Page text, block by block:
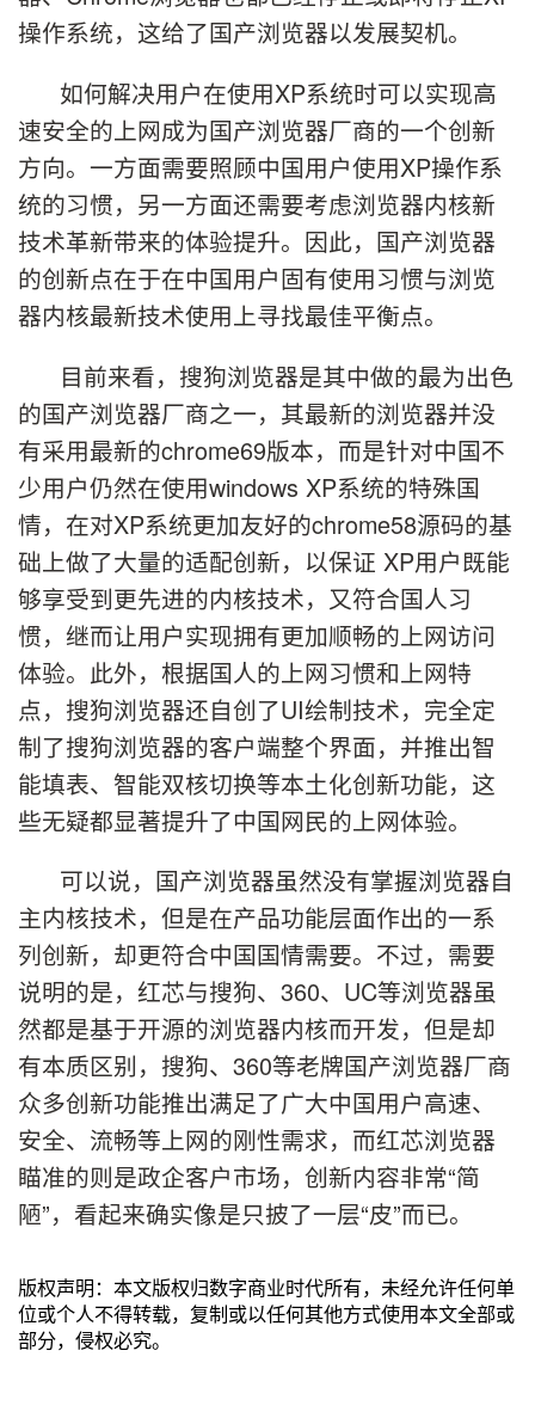
操作系统，这给了国产浏览器以发展契机。
如何解决用户在使用XP系统时可以实现高
速安全的上网成为国产浏览器厂商的一个创新
方向。一方面需要照顾中国用户使用XP操作系
统的习惯，另一方面还需要考虑浏览器内核新
技术革新带来的体验提升。因此，国产浏览器
的创新点在于在中国用户固有使用习惯与浏览
器内核最新技术使用上寻找最佳平衡点。
目前来看，搜狗浏览器是其中做的最为出色
的国产浏览器厂商之一，其最新的浏览器并没
有采用最新的chrome69版本，而是针对中国不
少用户仍然在使用windows XP系统的特殊国
情，在对XP系统更加友好的chrome58源码的基
础上做了大量的适配创新，以保证 XP用户既能
够享受到更先进的内核技术，又符合国人习
惯，继而让用户实现拥有更加顺畅的上网访问
体验。此外，根据国人的上网习惯和上网特
点，搜狗浏览器还自创了UI绘制技术，完全定
制了搜狗浏览器的客户端整个界面，并推出智
能填表、智能双核切换等本土化创新功能，这
些无疑都显著提升了中国网民的上网体验。
可以说，国产浏览器虽然没有掌握浏览器自
主内核技术，但是在产品功能层面作出的一系
列创新，却更符合中国国情需要。不过，需要
说明的是，红芯与搜狗、360、UC等浏览器虽
然都是基于开源的浏览器内核而开发，但是却
有本质区别，搜狗、360等老牌国产浏览器厂商
众多创新功能推出满足了广大中国用户高速、
安全、流畅等上网的刚性需求，而红芯浏览器
瞄准的则是政企客户市场，创新内容非常“简
陋”，看起来确实像是只披了一层“皮”而已。
版权声明：本文版权归数字商业时代所有，未经允许任何单
位或个人不得转载，复制或以任何其他方式使用本文全部或
部分，侵权必究。